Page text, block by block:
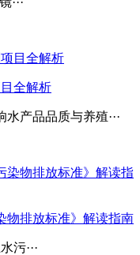
全解析
产品品质与养殖···
物排放标准》解读指南
污···